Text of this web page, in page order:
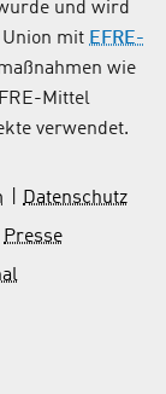
und wird
mit EFRE-
wie
Mittel
verwendet.
Datenschutz
Presse